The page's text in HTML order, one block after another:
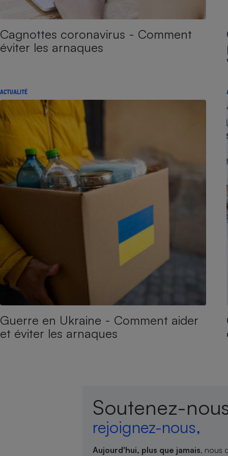
Cagnottes coronavirus - Comment
éviter les arnaques
ACTUALITÉ
Guerre en Ukraine - Comment aider
et éviter les arnaques
Soutenez-
rejoignez-nous,
Aujourd'hui, plus que jamais, nous